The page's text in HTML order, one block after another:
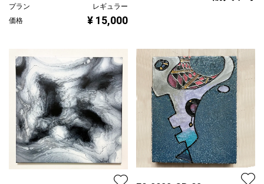
プラン
レギュラー
価格
¥ 15,000